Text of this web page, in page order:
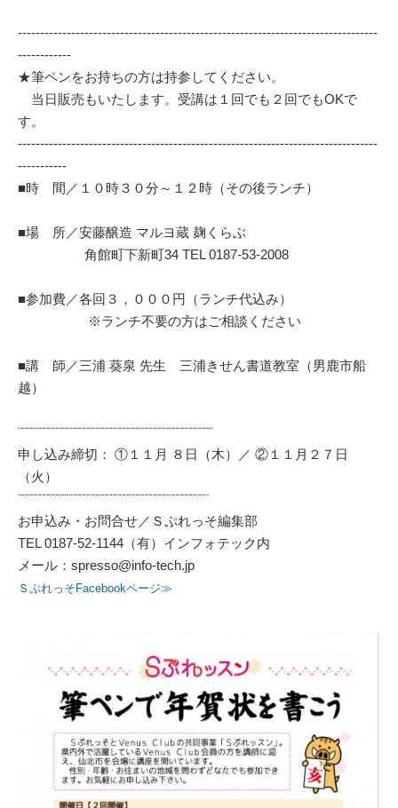
‐‐‐‐‐‐‐‐‐‐‐‐‐‐‐‐‐‐‐‐‐‐‐‐‐‐‐‐‐‐‐‐‐‐‐‐‐‐‐‐‐‐‐‐‐‐‐‐‐‐‐‐‐‐‐‐‐‐‐‐‐‐‐‐‐‐‐‐‐‐‐‐‐‐‐‐‐‐‐‐‐
‐‐‐‐‐‐‐‐‐‐‐‐
★筆ペンをお持ちの方は持参してください。
当日販売もいたします。受講は１回でも２回でもOKで
す。
‐‐‐‐‐‐‐‐‐‐‐‐‐‐‐‐‐‐‐‐‐‐‐‐‐‐‐‐‐‐‐‐‐‐‐‐‐‐‐‐‐‐‐‐‐‐‐‐‐‐‐‐‐‐‐‐‐‐‐‐‐‐‐‐‐‐‐‐‐‐‐‐‐‐‐‐‐‐‐‐‐
‐‐‐‐‐‐‐‐‐‐‐
■時 間／１０時３０分～１２時（その後ランチ）
■場 所／安藤醸造 マルヨ蔵 麹くらぶ
角館町下新町34 TEL 0187-53-2008
■参加費／各回３，０００円（ランチ代込み）
※ランチ不要の方はご相談ください
■講 師／三浦 葵泉 先生 三浦きせん書道教室（男鹿市船
越）
¨¨¨¨¨¨¨¨¨¨¨¨¨¨¨¨¨¨¨¨¨¨¨¨¨¨¨¨¨¨¨¨¨¨¨¨¨¨¨¨¨¨¨¨
申し込み締切： ①１１月 ８日（木）／ ②１１月２７日
（火）
¨¨¨¨¨¨¨¨¨¨¨¨¨¨¨¨¨¨¨¨¨¨¨¨¨¨¨¨¨¨¨¨¨¨¨¨¨¨¨¨¨¨¨
お申込み・お問合せ／Ｓぷれっそ編集部
TEL 0187‐52‐1144（有）インフォテック内
メール：spresso@info-tech.jp
ＳぷれっそFacebookページ≫